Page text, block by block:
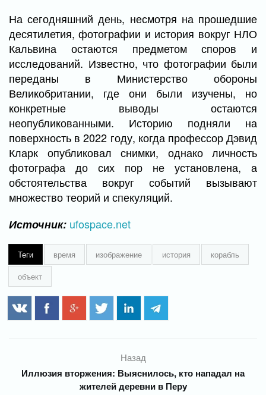
На сегодняшний день, несмотря на прошедшие
десятилетия, фотографии и история вокруг НЛО
Кальвина остаются предметом споров и
исследований. Известно, что фотографии были
переданы в Министерство обороны
Великобритании, где они были изучены, но
конкретные выводы остаются
неопубликованными. Историю подняли на
поверхность в 2022 году, когда профессор Дэвид
Кларк опубликовал снимки, однако личность
фотографа до сих пор не установлена, а
обстоятельства вокруг событий вызывают
множество теорий и спекуляций.
Источник: ufospace.net
Теги время изображение история
корабль
объект
Назад
Иллюзия вторжения: Выяснилось, кто нападал на
жителей деревни в Перу